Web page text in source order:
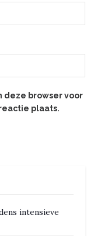
deze browser voor
plaats.
intensieve